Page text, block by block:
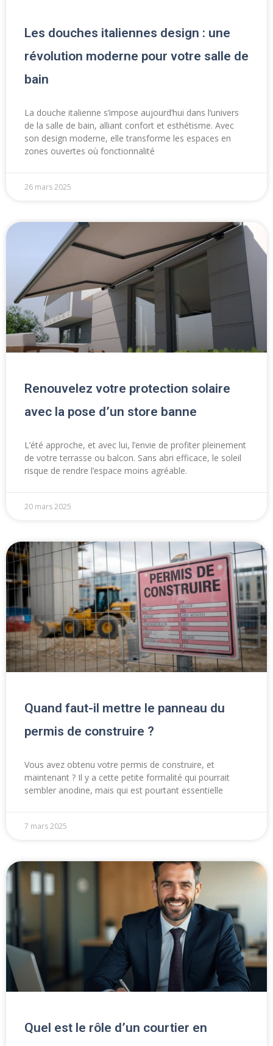
Les douches italiennes design : une
révolution moderne pour votre salle de
bain
La douche italienne s’impose aujourd’hui dans l’univers
de la salle de bain, alliant confort et esthétisme. Avec
son design moderne, elle transforme les espaces en
zones ouvertes où fonctionnalité
26 mars 2025
Renouvelez votre protection solaire
avec la pose d’un store banne
L’été approche, et avec lui, l’envie de profiter pleinement
de votre terrasse ou balcon. Sans abri efficace, le soleil
risque de rendre l’espace moins agréable.
20 mars 2025
Quand faut-il mettre le panneau du
permis de construire ?
Vous avez obtenu votre permis de construire, et
maintenant ? Il y a cette petite formalité qui pourrait
sembler anodine, mais qui est pourtant essentielle
7 mars 2025
Quel est le rôle d’un courtier en